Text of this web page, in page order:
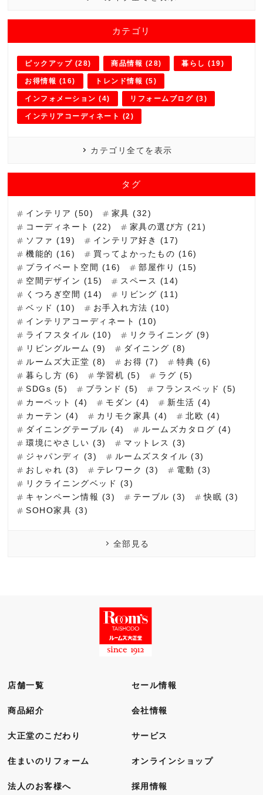
カテゴリ
ピックアップ (28) 商品情報 (28) 暮らし (19)
お得情報 (16) トレンド情報 (5)
インフォメーション (4) リフォームブログ (3)
インテリアコーディネート (2)
カテゴリ全てを表示
タグ
インテリア (50)
家具 (32)
コーディネート (22)
家具の選び方 (21)
ソファ (19)
インテリア好き (17)
機能的 (16)
買ってよかったもの (16)
プライベート空間 (16)
部屋作り (15)
空間デザイン (15)
スペース (14)
くつろぎ空間 (14)
リビング (11)
ベッド (10)
お手入れ方法 (10)
インテリアコーディネート (10)
ライフスタイル (10)
リクライニング (9)
リビングルーム (9)
ダイニング (8)
ルームズ大正堂 (8)
お得 (7)
特典 (6)
暮らし方 (6)
学習机 (5)
ラグ (5)
SDGs (5)
ブランド (5)
フランスベッド (5)
カーペット (4)
モダン (4)
新生活 (4)
カーテン (4)
カリモク家具 (4)
北欧 (4)
ダイニングテーブル (4)
ルームズカタログ (4)
環境にやさしい (3)
マットレス (3)
ジャパンディ (3)
ルームズスタイル (3)
おしゃれ (3)
テレワーク (3)
電動 (3)
リクライニングベッド (3)
キャンペーン情報 (3)
テーブル (3)
快眠 (3)
SOHO家具 (3)
全部見る
店舗一覧 セール情報
商品紹介 会社情報
大正堂のこだわり サービス
住まいのリフォーム オンラインショップ
法人のお客様へ 採用情報